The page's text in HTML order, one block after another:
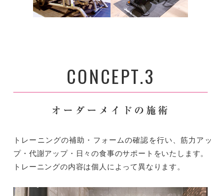
CONCEPT.3
オーダーメイドの施術
トレーニングの補助・フォームの確認を行い、筋力アッ
プ・代謝アップ・日々の食事のサポートをいたします。
トレーニングの内容は個人によって異なります。